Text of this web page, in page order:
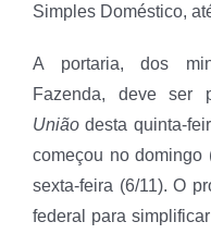
Simples Doméstico,
A portaria, dos
Fazenda, deve ser
União desta quinta-
começou no domingo
sexta-feira (6/11). O
federal para